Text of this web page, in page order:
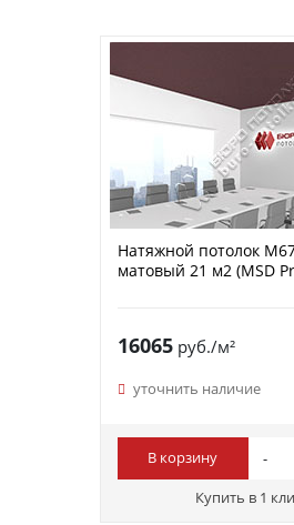
Натяжной потолок
матовый 21 м2 (MSD
16065руб./м²
уточнить наличие
В корзину
Купить в 1